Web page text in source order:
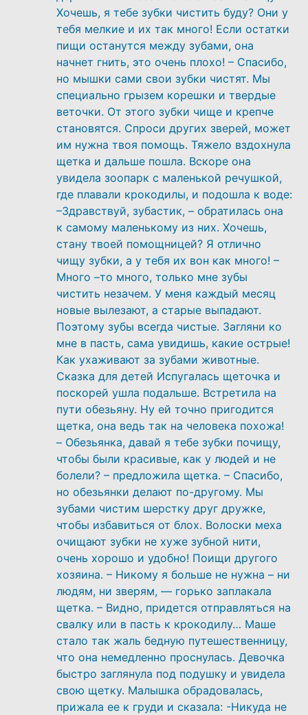
Хочешь, я тебе зубки чистить буду? Они у
тебя мелкие и их так много! Если остатки
пищи останутся между зубами, она
начнет гнить, это очень плохо! – Спасибо,
но мышки сами свои зубки чистят. Мы
специально грызем корешки и твердые
веточки. От этого зубки чище и крепче
становятся. Спроси других зверей, может
им нужна твоя помощь. Тяжело вздохнула
щетка и дальше пошла. Вскоре она
увидела зоопарк с маленькой речушкой,
где плавали крокодилы, и подошла к воде:
–Здравствуй, зубастик, – обратилась она
к самому маленькому из них. Хочешь,
стану твоей помощницей? Я отлично
чищу зубки, а у тебя их вон как много! –
Много –то много, только мне зубы
чистить незачем. У меня каждый месяц
новые вылезают, а старые выпадают.
Поэтому зубы всегда чистые. Загляни ко
мне в пасть, сама увидишь, какие острые!
Как ухаживают за зубами животные.
Сказка для детей Испугалась щеточка и
поскорей ушла подальше. Встретила на
пути обезьяну. Ну ей точно пригодится
щетка, она ведь так на человека похожа!
– Обезьянка, давай я тебе зубки почищу,
чтобы были красивые, как у людей и не
болели? – предложила щетка. – Спасибо,
но обезьянки делают по-другому. Мы
зубами чистим шерстку друг дружке,
чтобы избавиться от блох. Волоски меха
очищают зубки не хуже зубной нити,
очень хорошо и удобно! Поищи другого
хозяина. – Никому я больше не нужна – ни
людям, ни зверям, — горько заплакала
щетка. – Видно, придется отправляться на
свалку или в пасть к крокодилу… Маше
стало так жаль бедную путешественницу,
что она немедленно проснулась. Девочка
быстро заглянула под подушку и увидела
свою щетку. Малышка обрадовалась,
прижала ее к груди и сказала: -Никуда не